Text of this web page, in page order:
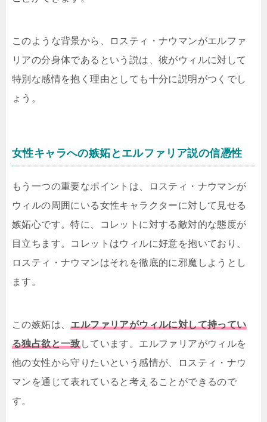
このような背景から、ロスティ・ナウマンがエルファ
リアの分身体であるという説は、彼がウィルに対して
特別な感情を抱く理由としても十分に説明がつくでし
ょう。
女性キャラへの嫉妬とエルファリア説の信憑性
もう一つの重要なポイントは、ロスティ・ナウマンが
ウィルの周囲にいる女性キャラクターに対して見せる
嫉妬心です。特に、コレットに対する敵対的な態度が
目立ちます。コレットはウィルに好意を抱いており、
ロスティ・ナウマンはそれを徹底的に邪魔しようとし
ます。
この嫉妬は、エルファリアがウィルに対して持ってい
る独占欲と一致しています。エルファリアがウィルを
他の女性から守りたいという感情が、ロスティ・ナウ
マンを通じて表れていると考えることができるので
す。